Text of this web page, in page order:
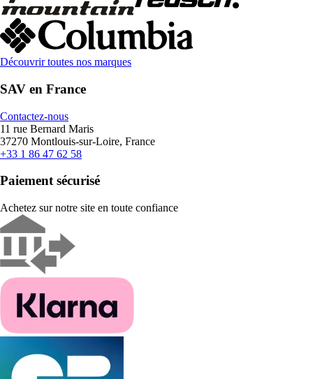
Découvrir toutes nos marques
SAV en France
Contactez-nous
11 rue Bernard Maris
37270 Montlouis-sur-Loire, France
+33 1 86 47 62 58
Paiement sécurisé
Achetez sur notre site en toute confiance